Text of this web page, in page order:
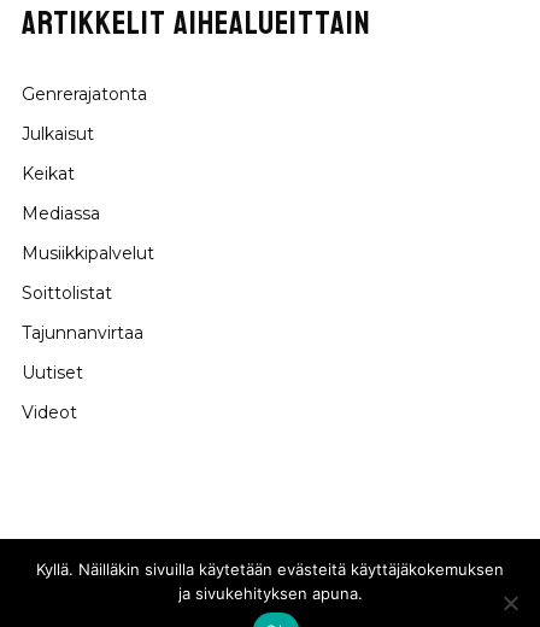
ARTIKKELIT AIHEALUEITTAIN
Genrerajatonta
Julkaisut
Keikat
Mediassa
Musiikkipalvelut
Soittolistat
Tajunnanvirtaa
Uutiset
Videot
Kyllä. Näilläkin sivuilla käytetään evästeitä käyttäjäkokemuksen
ja sivukehityksen apuna.